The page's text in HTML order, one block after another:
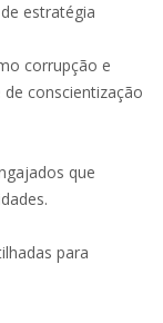
estratégia
corrupção e
conscientização
que
para